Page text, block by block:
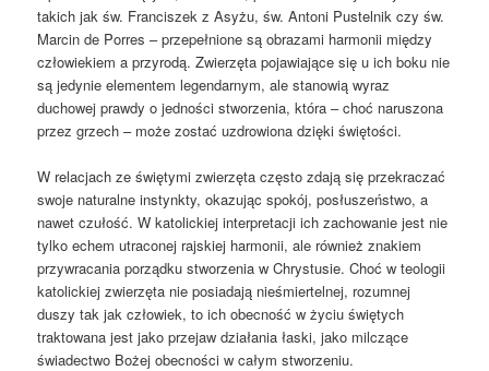
takich jak św. Franciszek z Asyżu, św. Antoni Pustelnik czy św.
Marcin de Porres – przepełnione są obrazami harmonii między
człowiekiem a przyrodą. Zwierzęta pojawiające się u ich boku nie
są jedynie elementem legendarnym, ale stanowią wyraz
duchowej prawdy o jedności stworzenia, która – choć naruszona
przez grzech – może zostać uzdrowiona dzięki świętości.
W relacjach ze świętymi zwierzęta często zdają się przekraczać
swoje naturalne instynkty, okazując spokój, posłuszeństwo, a
nawet czułość. W katolickiej interpretacji ich zachowanie jest nie
tylko echem utraconej rajskiej harmonii, ale również znakiem
przywracania porządku stworzenia w Chrystusie. Choć w teologii
katolickiej zwierzęta nie posiadają nieśmiertelnej, rozumnej
duszy tak jak człowiek, to ich obecność w życiu świętych
traktowana jest jako przejaw działania łaski, jako milczące
świadectwo Bożej obecności w całym stworzeniu.